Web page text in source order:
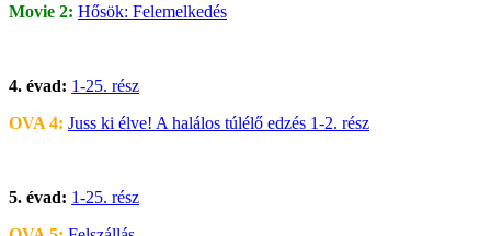
Movie 2: Hősök: Felemelkedés
4. évad: 1-25. rész
OVA 4: Juss ki élve! A halálos túlélő edzés 1-2. rész
5. évad: 1-25. rész